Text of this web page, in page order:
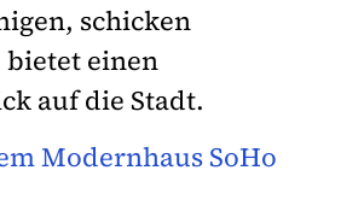
schicken
einen
auf die Stadt.
Modernhaus SoHo